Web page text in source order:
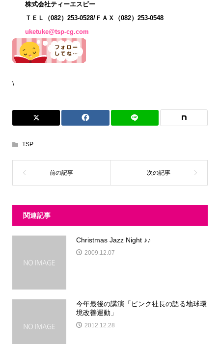
株式会社ティーエスピー
ＴＥＬ（082）253-0528/ＦＡＸ（082）253-0548
uketuke@tsp-cg.com
\
TSP
関連記事
Christmas Jazz Night ♪♪
2009.12.07
今年最後の講演「ピンク社長の語る地球環
境改善運動」
2012.12.28